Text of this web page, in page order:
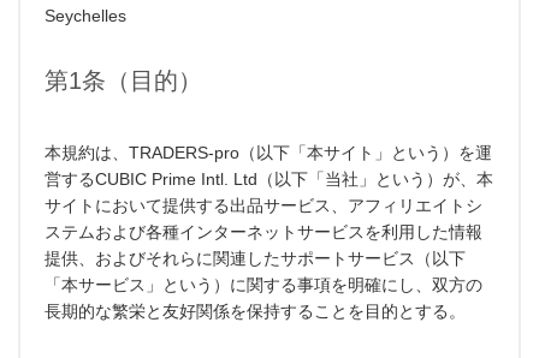
Seychelles
第1条（目的）
本規約は、TRADERS-pro（以下「本サイト」という）を運
営するCUBIC Prime Intl. Ltd（以下「当社」という）が、本
サイトにおいて提供する出品サービス、アフィリエイトシ
ステムおよび各種インターネットサービスを利用した情報
提供、およびそれらに関連したサポートサービス（以下
「本サービス」という）に関する事項を明確にし、双方の
長期的な繁栄と友好関係を保持することを目的とする。